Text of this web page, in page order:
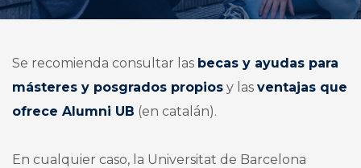
Se recomienda consultar las becas y ayudas para
másteres y posgrados propios y las ventajas que
ofrece Alumni UB (en catalán).
En cualquier caso, la Universitat de Barcelona